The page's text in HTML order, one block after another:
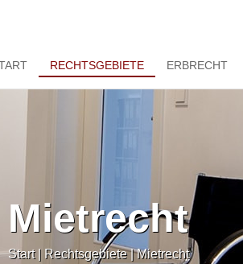
RECHTSGEBIETE ERBRECHT
Mietrecht
Start| Rechtsgebiete|Mietrecht